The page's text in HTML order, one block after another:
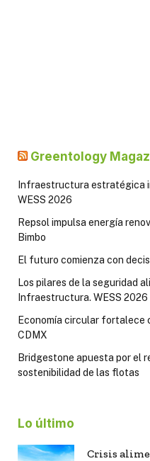
Greentology
Infraestructura estratégica
WESS 2026
Repsol impulsa energía
Bimbo
El futuro comienza con
Los pilares de la seguridad
Infraestructura. WESS 2026
Economía circular fortalece
CDMX
Bridgestone apuesta por el
sostenibilidad de las flotas
Lo último
Crisis